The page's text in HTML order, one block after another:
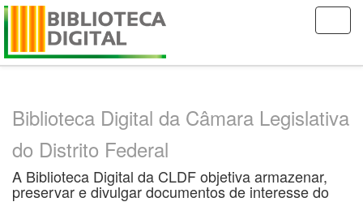
Skip
Biblioteca Digital da Câmara Legislativa
do Distrito Federal
A Biblioteca Digital da CLDF objetiva armazenar,
preservar e divulgar documentos de interesse do